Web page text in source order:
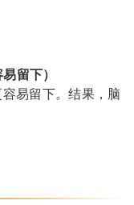
留下）
易留下。结果，脑